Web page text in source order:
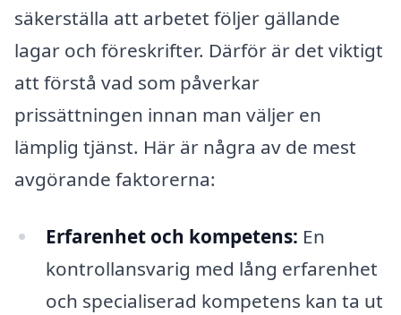
säkerställa att arbetet följer gällande
lagar och föreskrifter. Därför är det viktigt
att förstå vad som påverkar
prissättningen innan man väljer en
lämplig tjänst. Här är några av de mest
avgörande faktorerna:
Erfarenhet och kompetens: En
kontrollansvarig med lång erfarenhet
och specialiserad kompetens kan ta ut